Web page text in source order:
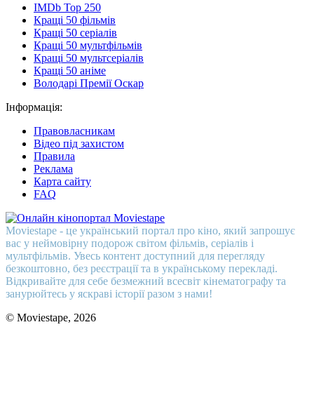
IMDb Top 250
Кращі 50 фільмів
Кращі 50 серіалів
Кращі 50 мультфільмів
Кращі 50 мультсеріалів
Кращі 50 аніме
Володарі Премії Оскар
Інформація:
Правовласникам
Відео під захистом
Правила
Реклама
Карта сайту
FAQ
Moviestape - це український портал про кіно, який запрошує
вас у неймовірну подорож світом фільмів, серіалів і
мультфільмів. Увесь контент доступний для перегляду
безкоштовно, без реєстрації та в українському перекладі.
Відкривайте для себе безмежний всесвіт кінематографу та
занурюйтесь у яскраві історії разом з нами!
© Moviestape, 2026